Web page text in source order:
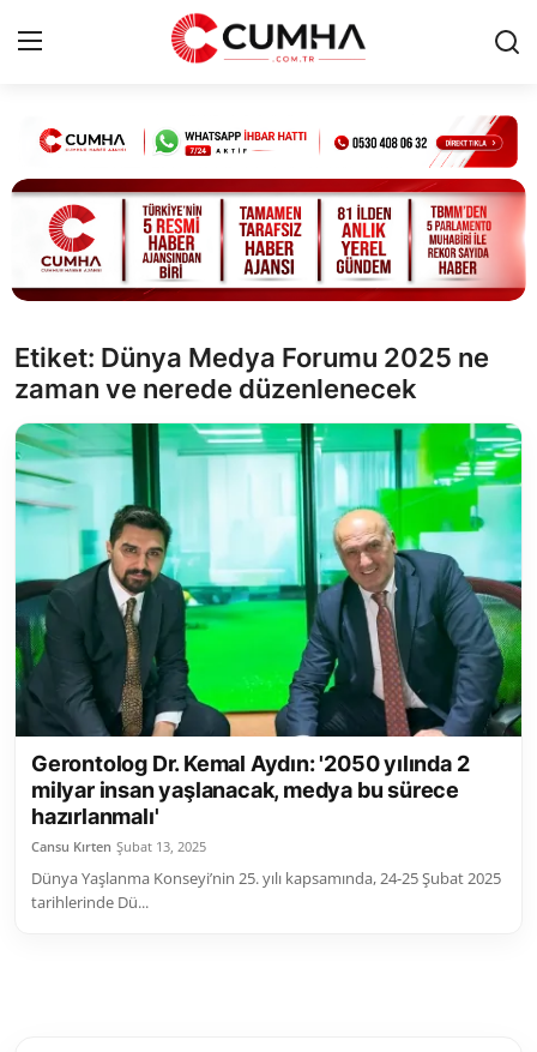
Kurumsal
Cumhurbaşkanlığı
Bakanlıklar
Siyasi Partiler
Yerel Yönetimler
Mülki İdare
Toplum ve Yaşam
Sivil Toplum Kuruluşları
Kamu Kurumları ve Üst Kurullar
Resmi Reklamlar
Etiket: Dünya Medya Forumu 2025 ne
zaman ve nerede düzenlenecek
Gerontolog Dr. Kemal Aydın: '2050 yılında 2
milyar insan yaşlanacak, medya bu sürece
hazırlanmalı'
Cansu Kırten Şubat 13, 2025
Dünya Yaşlanma Konseyi’nin 25. yılı kapsamında, 24-25 Şubat 2025
tarihlerinde Dü...